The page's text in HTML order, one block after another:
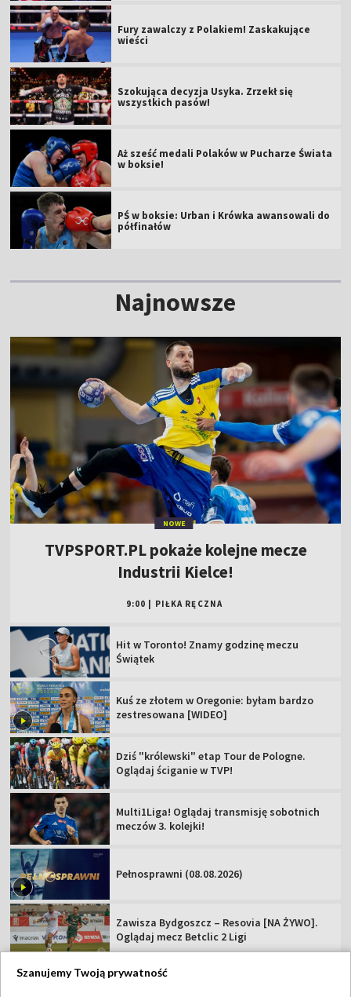
Fury zawalczy z Polakiem! Zaskakujące
wieści
Szokująca decyzja Usyka. Zrzekł się
wszystkich pasów!
Aż sześć medali Polaków w Pucharze Świata
w boksie!
PŚ w boksie: Urban i Krówka awansowali do
półfinałów
Najnowsze
NOWE
TVPSPORT.PL pokaże kolejne mecze
Industrii Kielce!
9:00 | PIŁKA RĘCZNA
Hit w Toronto! Znamy godzinę meczu
Świątek
Kuś ze złotem w Oregonie: byłam bardzo
zestresowana [WIDEO]
Dziś "królewski" etap Tour de Pologne.
Oglądaj ściganie w TVP!
Multi1Liga! Oglądaj transmisję sobotnich
meczów 3. kolejki!
Pełnosprawni (08.08.2026)
Zawisza Bydgoszcz – Resovia [NA ŻYWO].
Oglądaj mecz Betclic 2 Ligi
Szanujemy Twoją prywatność